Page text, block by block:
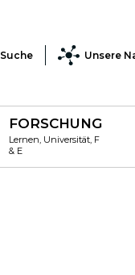
Suche Unsere
FORSCHUNG
Lernen, Universität, F
& E